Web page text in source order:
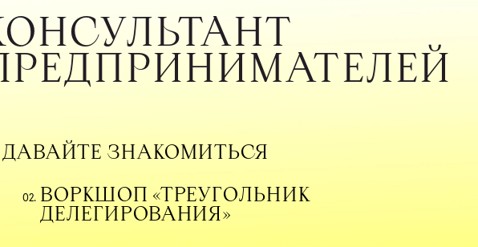
ДАВАЙТЕ ЗНАКОМИТЬСЯ
ВОРКШОП «ТРЕУГОЛЬНИК
ДЕЛЕГИРОВАНИЯ»
02.